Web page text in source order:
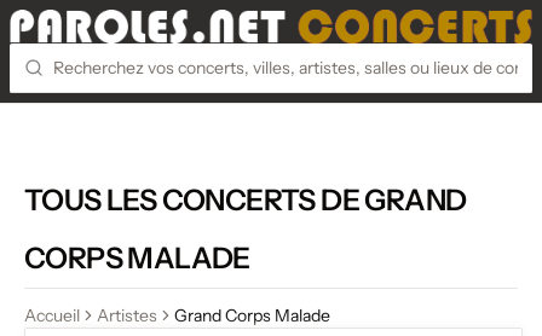
TOUS LES CONCERTS DE GRAND
CORPS MALADE
Accueil Artistes
Grand Corps Malade